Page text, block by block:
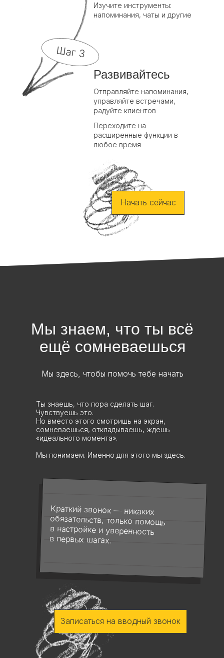
Шаг 3
Развивайтесь
Переходите на
расширенные функции в
любое время
Отправляйте напоминания,
управляйте встречами,
радуйте клиентов
Изучите инструменты:
напоминания, чаты и другие
Начать сейчас
Мы знаем, что ты всё
ещё сомневаешься
Мы здесь, чтобы помочь тебе начать
Ты знаешь, что пора сделать шаг.
Чувствуешь это.
Но вместо этого смотришь на экран,
сомневаешься, откладываешь, ждёшь
«идеального момента».
Мы понимаем. Именно для этого мы здесь.
Записаться на вводный звонок
Краткий звонок — никаких
обязательств, только помощь
в настройке и уверенность
в первых шагах.